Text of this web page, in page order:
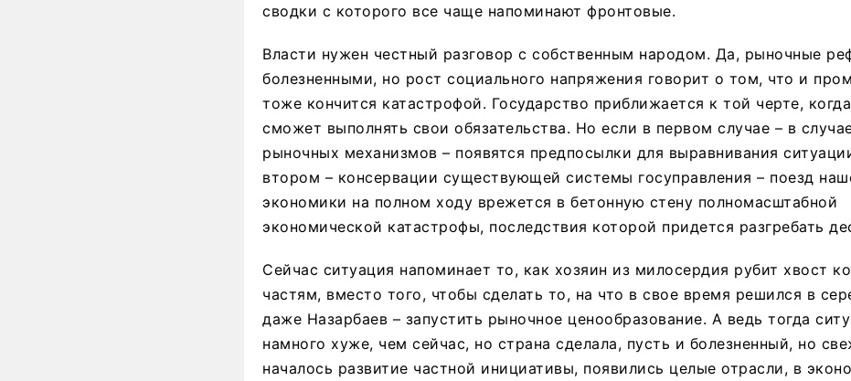
сводки с которого все чаще напоминают фронтовые.
Власти нужен честный разговор с собственным народом. Да, рыночные
болезненными, но рост социального напряжения говорит о том, что и
тоже кончится катастрофой. Государство приближается к той черте,
сможет выполнять свои обязательства. Но если в первом случае – в
рыночных механизмов – появятся предпосылки для выравнивания
втором – консервации существующей системы госуправления – поезд
экономики на полном ходу врежется в бетонную стену полномасштабной
экономической катастрофы, последствия которой придется разгребать
Сейчас ситуация напоминает то, как хозяин из милосердия рубит хвост
частям, вместо того, чтобы сделать то, на что в свое время решился в
даже Назарбаев – запустить рыночное ценообразование. А ведь тогда
намного хуже, чем сейчас, но страна сделала, пусть и болезненный, но
началось развитие частной инициативы, появились целые отрасли, в